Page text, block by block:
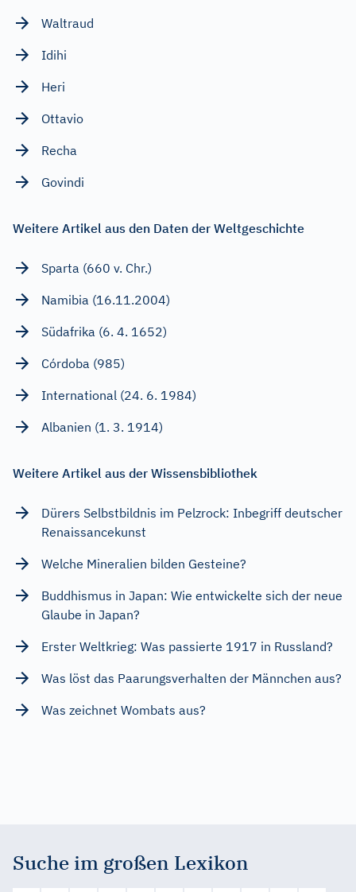
Waltraud
Idihi
Heri
Ottavio
Recha
Govindi
Weitere Artikel aus den Daten der Weltgeschichte
Sparta (660 v. Chr.)
Namibia (16.11.2004)
Südafrika (6. 4. 1652)
Córdoba (985)
International (24. 6. 1984)
Albanien (1. 3. 1914)
Weitere Artikel aus der Wissensbibliothek
Dürers Selbstbildnis im Pelzrock: Inbegriff deutscher
Renaissancekunst
Welche Mineralien bilden Gesteine?
Buddhismus in Japan: Wie entwickelte sich der neue
Glaube in Japan?
Erster Weltkrieg: Was passierte 1917 in Russland?
Was löst das Paarungsverhalten der Männchen aus?
Was zeichnet Wombats aus?
Suche im großen Lexikon